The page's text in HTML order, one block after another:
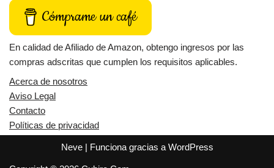
Cómprame un café
En calidad de Afiliado de Amazon, obtengo ingresos por las
compras adscritas que cumplen los requisitos aplicables.
Acerca de nosotros
Aviso Legal
Contacto
Políticas de privacidad
Neve| Funciona gracias a WordPress